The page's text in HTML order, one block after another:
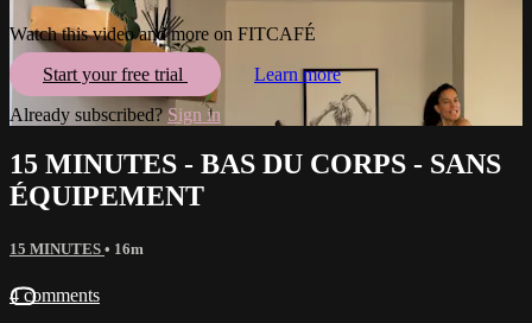
Watch this video and more on FITCAFÉ
Start your free trial
Learn more
Already subscribed? Sign in
15 MINUTES - BAS DU CORPS - SANS
ÉQUIPEMENT
15 MINUTES • 16m
4 comments